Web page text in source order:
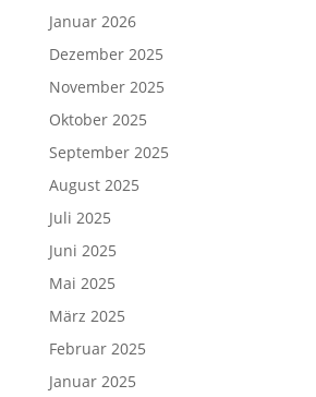
Januar 2026
Dezember 2025
November 2025
Oktober 2025
September 2025
August 2025
Juli 2025
Juni 2025
Mai 2025
März 2025
Februar 2025
Januar 2025